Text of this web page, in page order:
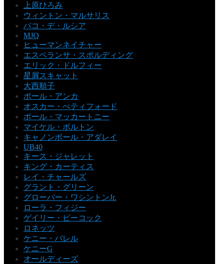
上原ひろみ
ウィントン・マルサリス
パコ・デ・ルシア
MJQ
ヒューマンネイチャー
エスペランサ・スポルディング
エリック・ドルフィー
星屑スキャット
大西順子
ポール・アンカ
オスカー・ぺティフォード
ポール・マッカートニー
マイケル・ボルトン
キャノンボール・アダレイ
UB40
キース・ジャレット
キング・カーティス
レイ・チャールズ
グラント・グリーン
グローバー・ワシントンJr.
ローラ・フィジー
ゲイリー・ピーコック
ロネッツ
ケニー・バレル
ケニーG
オールディーズ